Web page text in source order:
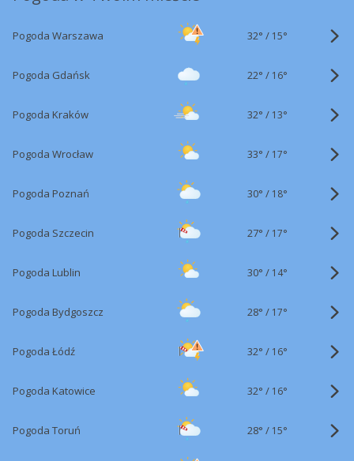
Pogoda Warszawa 32° / 15°
Pogoda Gdańsk 22° / 16°
Pogoda Kraków 32° / 13°
Pogoda Wrocław 33° / 17°
Pogoda Poznań 30° / 18°
Pogoda Szczecin 27° / 17°
Pogoda Lublin 30° / 14°
Pogoda Bydgoszcz 28° / 17°
Pogoda Łódź 32° / 16°
Pogoda Katowice 32° / 16°
Pogoda Toruń 28° / 15°